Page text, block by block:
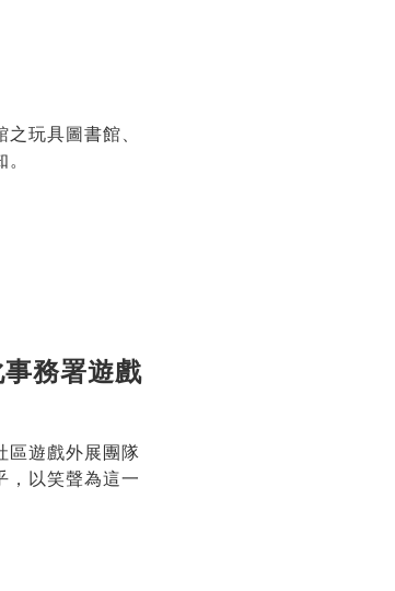
玩具圖書館、
務署遊戲
區遊戲外展團隊
，以笑聲為這一